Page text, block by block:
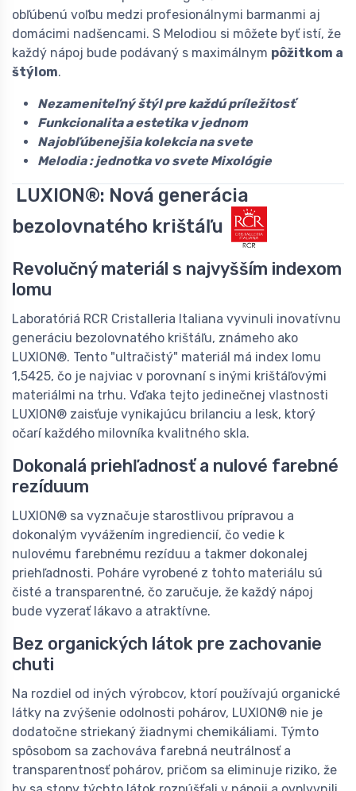
obľúbenú voľbu medzi profesionálnymi barmanmi aj
domácimi nadšencami. S Melodiou si môžete byť istí, že
každý nápoj bude podávaný s maximálnym pôžitkom a
štýlom.
Nezameniteľný štýl pre každú príležitosť
Funkcionalita a estetika v jednom
Najobľúbenejšia kolekcia na svete
Melodia : jednotka vo svete Mixológie
LUXION®: Nová generácia
bezolovnatého krištáľu
Revolučný materiál s najvyšším indexom
lomu
Laboratóriá RCR Cristalleria Italiana vyvinuli inovatívnu
generáciu bezolovnatého krištáľu, známeho ako
LUXION®. Tento "ultračistý" materiál má index lomu
1,5425, čo je najviac v porovnaní s inými krištáľovými
materiálmi na trhu. Vďaka tejto jedinečnej vlastnosti
LUXION® zaisťuje vynikajúcu brilanciu a lesk, ktorý
očarí každého milovníka kvalitného skla.
Dokonalá priehľadnosť a nulové farebné
rezíduum
LUXION® sa vyznačuje starostlivou prípravou a
dokonalým vyvážením ingrediencií, čo vedie k
nulovému farebnému rezíduu a takmer dokonalej
priehľadnosti. Poháre vyrobené z tohto materiálu sú
čisté a transparentné, čo zaručuje, že každý nápoj
bude vyzerať lákavo a atraktívne.
Bez organických látok pre zachovanie
chuti
Na rozdiel od iných výrobcov, ktorí používajú organické
látky na zvýšenie odolnosti pohárov, LUXION® nie je
dodatočne striekaný žiadnymi chemikáliami. Týmto
spôsobom sa zachováva farebná neutrálnosť a
transparentnosť pohárov, pričom sa eliminuje riziko, že